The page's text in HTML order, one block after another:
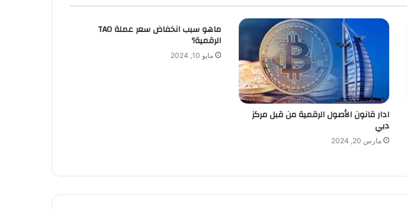
ادار قانون الأصول الرقمية من قبل مركز
دبي
مارس 20, 2024
ماهو سبب انخفاض سعر عملة TAO
الرقمية؟
مايو 10, 2024